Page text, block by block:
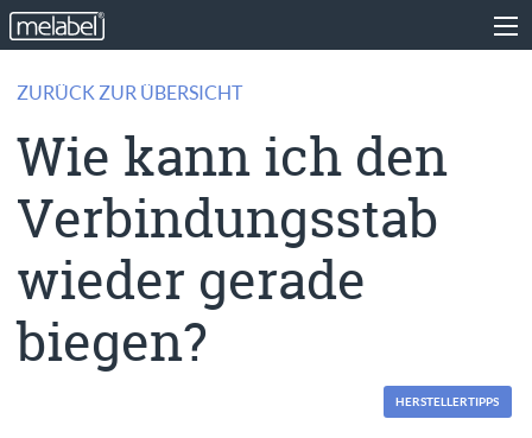
ZURÜCK ZUR ÜBERSICHT
Wie kann ich den
Verbindungsstab
wieder gerade
biegen?
HERSTELLERTIPPS